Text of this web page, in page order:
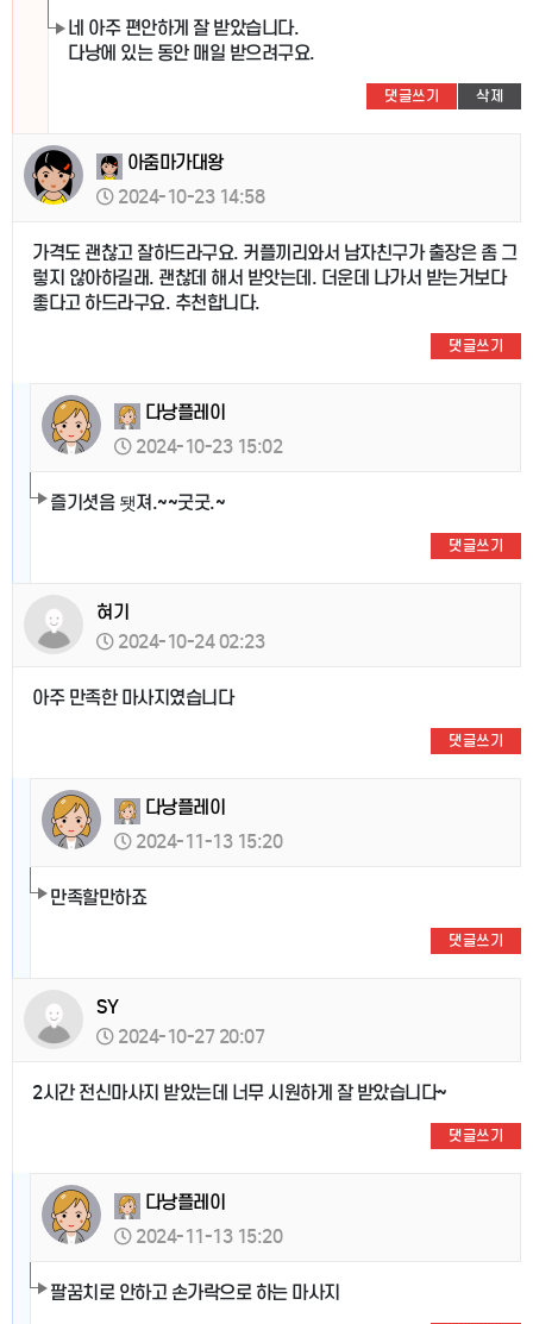
네 아주 편안하게 잘 받았습니다.
다낭에 있는 동안 매일 받으려구요.
댓글쓰기 삭제
아줌마가대왕
2024-10-23 14:58
가격도 괜찮고 잘하드라구요. 커플끼리와서 남자친구가 출장은 좀 그
렇지 않아하길래. 괜찮데 해서 받앗는데. 더운데 나가서 받는거보다
좋다고 하드라구요. 추천합니다.
댓글쓰기
다낭플레이
2024-10-23 15:02
즐기셧음 됏져.~~굿굿.~
댓글쓰기
혀기
2024-10-24 02:23
아주 만족한 마사지였습니다
댓글쓰기
다낭플레이
2024-11-13 15:20
만족할만하죠
댓글쓰기
SY
2024-10-27 20:07
2시간 전신마사지 받았는데 너무 시원하게 잘 받았습니다~
댓글쓰기
다낭플레이
2024-11-13 15:20
팔꿈치로 안하고 손가락으로 하는 마사지